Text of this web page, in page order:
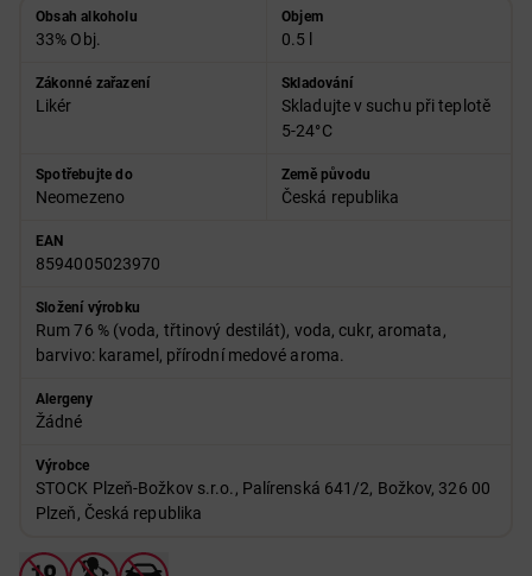
Obsah alkoholu
33% Obj.
Objem
0.5 l
Zákonné zařazení
Likér
Skladování
Skladujte v suchu při teplotě
5-24°C
Spotřebujte do
Neomezeno
Země původu
Česká republika
EAN
8594005023970
Složení výrobku
Rum 76 % (voda, třtinový destilát), voda, cukr, aromata,
barvivo: karamel, přírodní medové aroma.
Alergeny
Žádné
Výrobce
STOCK Plzeň-Božkov s.r.o., Palírenská 641/2, Božkov, 326 00
Plzeň, Česká republika